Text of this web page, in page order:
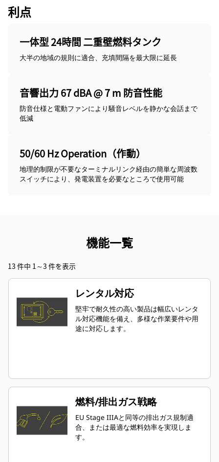
利点
一体型 24時間 二重壁燃料タンク
大半の地域の規則に適合、充填間隔を最大限に延長
音響出力 67 dBA @ 7 m 防音性能
防音仕様と電動ファンにより騒音レベルを静かな会話まで
低減
50/60 Hz Operation（作動）
地理的制限が不要なターミナルリンク経由の簡単な周波数
スイッチにより、発電装置を必要なところで使用可能
機能一覧
13 件中 1～3 件を表示
レンタル対応
堅牢で耐久性の高い製品は幅広いレンタ
ル対応機能を備え、多様な作業要件や用
途に対応します。
燃料/排出ガス戦略
EU Stage IIIAと同等の排出ガス規制適
合、または最適な燃料効率を実現しま
す。